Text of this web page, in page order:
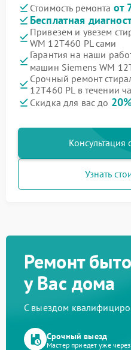
Стоимость ремонта от
Бесплатная
Привезем и увезем
WM 12T460 PL сами
Гарантия на наши
машин Siemens WM
Срочный ремонт
12T460 PL в течении
Скидка для вас до
Консультация
Узнать
Ремонт
у Вас дома
С выездом
Срочный выезд
Мастер приедет уже